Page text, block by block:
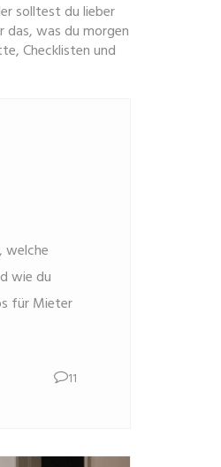
solltest du lieber
das, was du morgen
Checklisten und
welche
wie du
für Mieter
11